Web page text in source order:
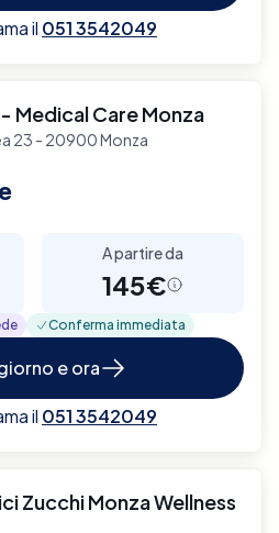
il 051 3542049
Medical Care Monza
23 - 20900 Monza
A partire da
145€
Conferma immediata
e ora
il 051 3542049
Zucchi Monza Wellness